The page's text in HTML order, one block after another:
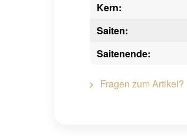
Kern:
Saiten:
Saitenende:
Fragen zum Artikel?